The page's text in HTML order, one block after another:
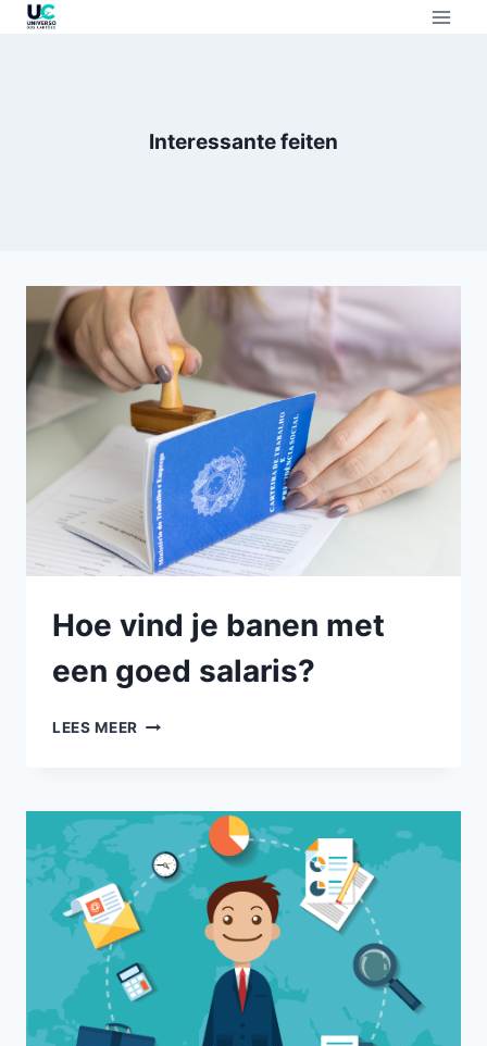
Interessante feiten
Hoe vind je banen met
een goed salaris?
LEES MEER